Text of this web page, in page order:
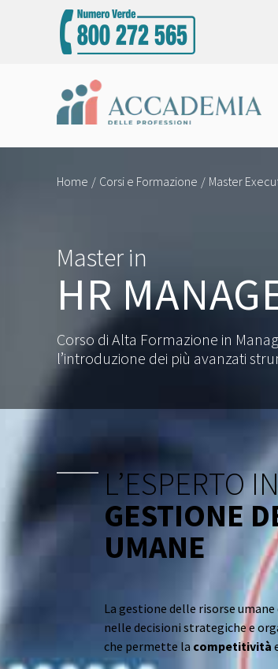
Home Corsi e Formazione Master
Master in
HR
Corso di Alta Formazione in
l’introduzione dei più avanzati
L’ESPERTO
GESTIONE
UMANE
La gestione delle risorse
nelle decisioni strategiche e
che permette la competitività